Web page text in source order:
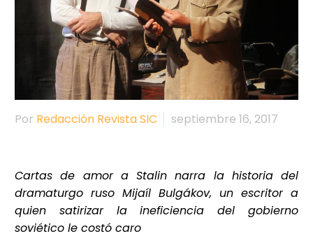
Por Redacción Revista SIC septiembre 16, 2017
Cartas de amor a Stalin narra la historia del
dramaturgo ruso Mijaíl Bulgákov, un escritor a
quien satirizar la ineficiencia del gobierno
soviético le costó caro